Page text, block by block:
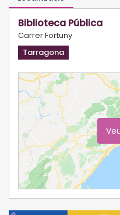
Biblioteca Pública
Carrer Fortuny
Tarragona